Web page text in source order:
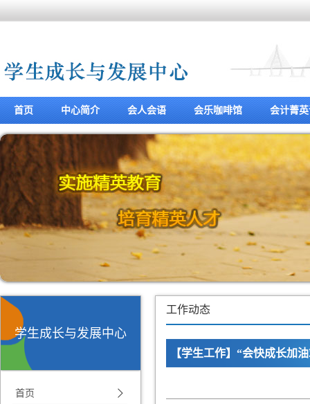
首页 中心简介 会人会语 会乐咖啡馆 会计菁
学生成长与发展中心
首页
工作动态
【学生工作】“会快成长加